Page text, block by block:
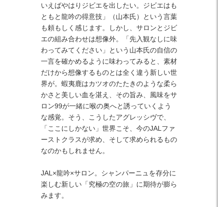
いえばやはりジビエを出したい。ジビエはも
ともと龍吟の得意技」（山本氏）という言葉
も頼もしく感じます。しかし、サロンとジビ
エの組み合わせは想像外。「先入観なしに味
わってみてください」という山本氏の自信の
一言を確かめるように味わってみると、素材
だけから想像するものとは全く違う新しい世
界が。蝦夷鹿はカツオのたたきのような柔ら
かさと美しい血を湛え、その旨み、風味をサ
ロン99が一緒に喉の奥へと誘っていくよう
な感覚。そう、こうしたアグレッシヴで、
「ここにしかない」世界こそ、今のJALファ
ーストクラスが求め、そして求められるもの
なのかもしれません。
JAL×龍吟×サロン。シャンパーニュを存分に
楽しむ新しい「究極の空の旅」に期待が膨ら
みます。